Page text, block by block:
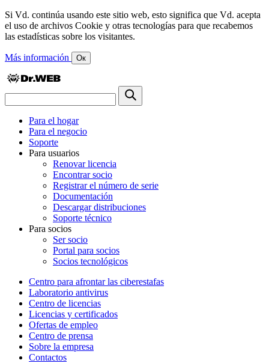
Si Vd. continúa usando este sitio web, esto significa que Vd. acepta
el uso de archivos Cookie y otras tecnologías para que recabemos
las estadísticas sobre los visitantes.
Más información Ок
Para el hogar
Para el negocio
Soporte
Para usuarios
Renovar licencia
Encontrar socio
Registrar el número de serie
Documentación
Descargar distribuciones
Soporte técnico
Para socios
Ser socio
Portal para socios
Socios tecnológicos
Centro para afrontar las ciberestafas
Laboratorio antivirus
Centro de licencias
Licencias y certificados
Ofertas de empleo
Centro de prensa
Sobre la empresa
Contactos